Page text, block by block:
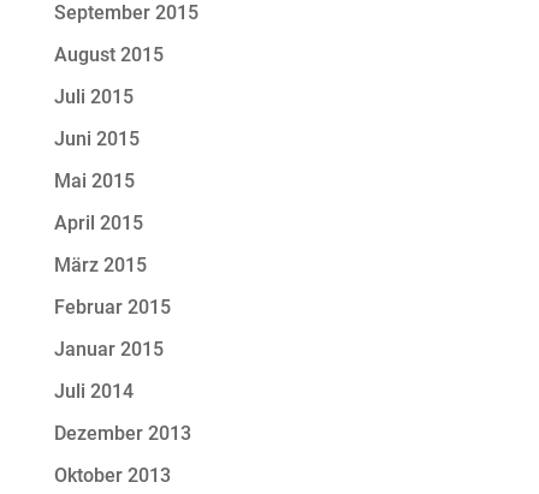
September 2015
August 2015
Juli 2015
Juni 2015
Mai 2015
April 2015
März 2015
Februar 2015
Januar 2015
Juli 2014
Dezember 2013
Oktober 2013